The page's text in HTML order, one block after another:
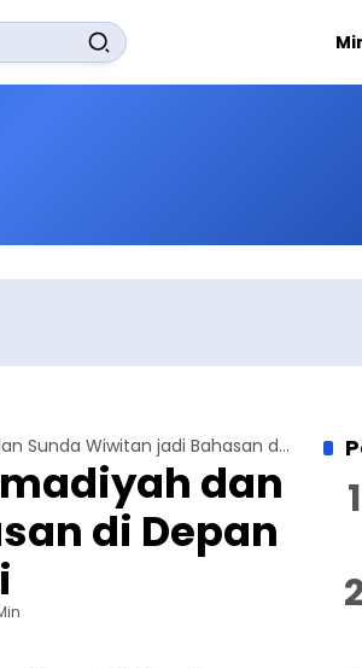
Diskusi Kebhinekaan, Ahmadiyah dan Sunda Wiwitan jadi Bahasan di Depan Wakil Bupati
dan
di Depan